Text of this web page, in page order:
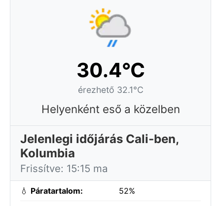
30.4°C
érezhető 32.1°C
Helyenként eső a közelben
Jelenlegi időjárás Cali-ben,
Kolumbia
Frissítve: 15:15 ma
💧 Páratartalom: 52%